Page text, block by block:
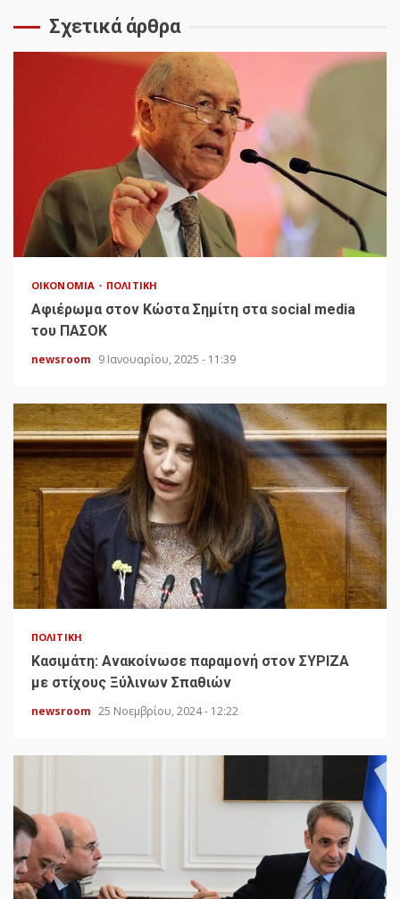
Σχετικά άρθρα
ΟΙΚΟΝΟΜΊΑ ΠΟΛΙΤΙΚΉ
Αφιέρωμα στον Κώστα Σημίτη στα social media
του ΠΑΣΟΚ
newsroom 9 Ιανουαρίου, 2025 - 11:39
ΠΟΛΙΤΙΚΉ
Κασιμάτη: Ανακοίνωσε παραμονή στον ΣΥΡΙΖΑ
με στίχους Ξύλινων Σπαθιών
newsroom 25 Νοεμβρίου, 2024 - 12:22